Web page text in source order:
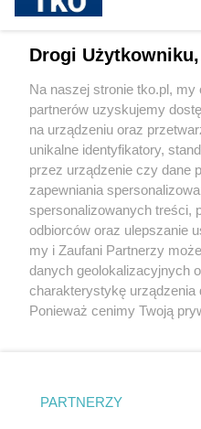
Jak rozpoznać, że
Pokaż
Reklama Tematy
Drogi Użytkowniku,
Na naszej stronie tko.pl,
partnerów uzyskujemy
na urządzeniu oraz
unikalne identyfikatory,
przez urządzenie czy dane
zapewniania
spersonalizowanych treści,
odbiorców oraz ulepszanie
my i Zaufani Partnerzy
danych geolokalizacyjnych
charakterystykę urządzenia
Ponieważ cenimy Twoją
znajdujący się w lewym
rodzaje przetwarzania
PARTNERZY